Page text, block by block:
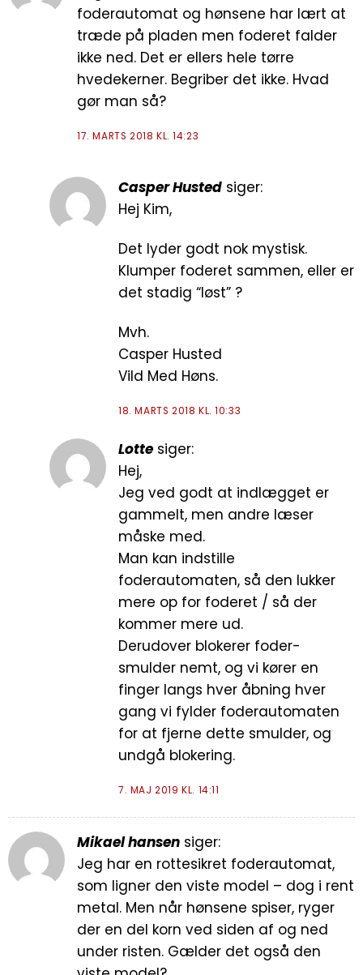
foderautomat og hønsene har lært at
træde på pladen men foderet falder
ikke ned. Det er ellers hele tørre
hvedekerner. Begriber det ikke. Hvad
gør man så?
17. MARTS 2018 KL. 14:23
Casper Husted siger:
Hej Kim,
Det lyder godt nok mystisk.
Klumper foderet sammen, eller er
det stadig “løst” ?
Mvh.
Casper Husted
Vild Med Høns.
18. MARTS 2018 KL. 10:33
Lotte siger:
Hej,
Jeg ved godt at indlægget er
gammelt, men andre læser
måske med.
Man kan indstille
foderautomaten, så den lukker
mere op for foderet / så der
kommer mere ud.
Derudover blokerer foder-
smulder nemt, og vi kører en
finger langs hver åbning hver
gang vi fylder foderautomaten
for at fjerne dette smulder, og
undgå blokering.
7. MAJ 2019 KL. 14:11
Mikael hansen siger:
Jeg har en rottesikret foderautomat,
som ligner den viste model – dog i rent
metal. Men når hønsene spiser, ryger
der en del korn ved siden af og ned
under risten. Gælder det også den